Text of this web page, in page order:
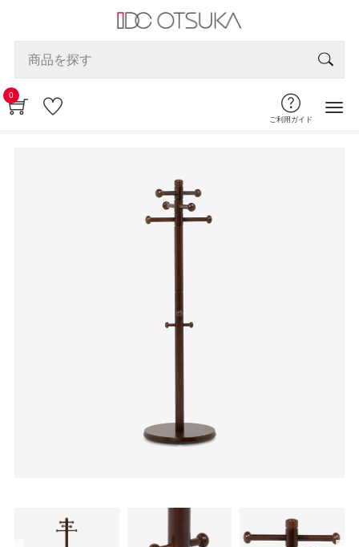
0
ご利用ガイド